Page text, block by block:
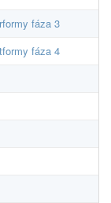
fáza 3
fáza 4